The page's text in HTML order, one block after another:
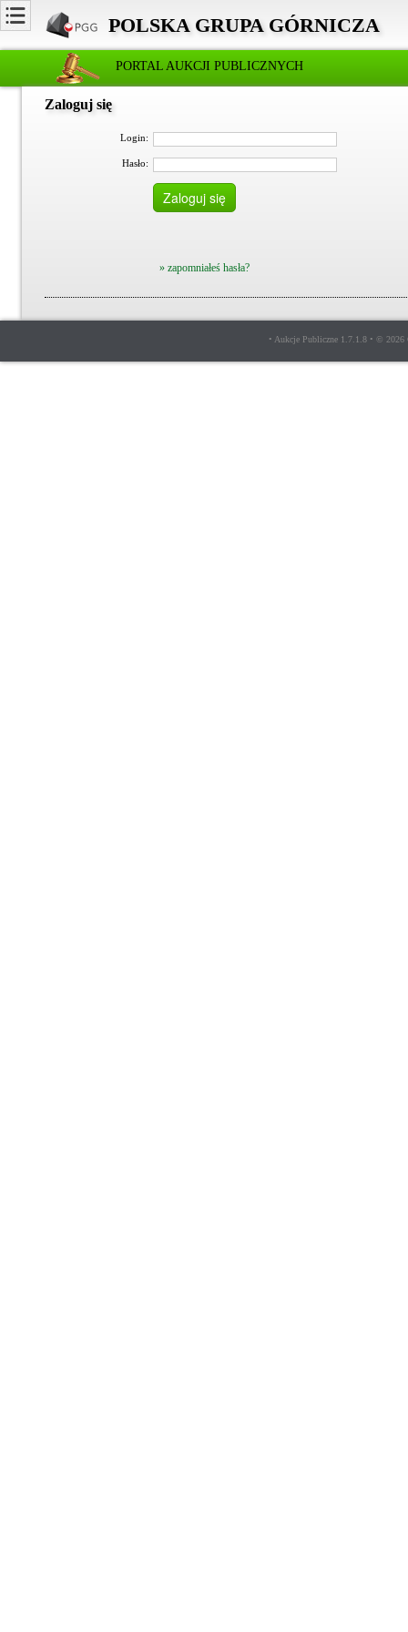
POLSKA GRUPA GÓRNICZA
PORTAL AUKCJI PUBLICZNYCH
Zaloguj się
Login:
Hasło:
» zapomniałeś hasła?
• Aukcje Publiczne 1.7.1.8 • © 2026